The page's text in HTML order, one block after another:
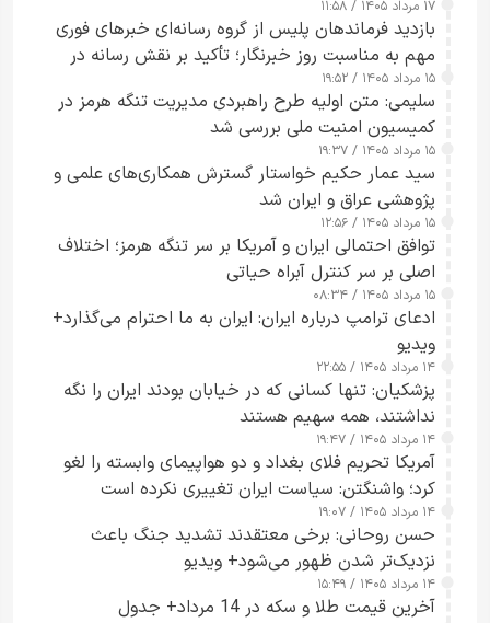
۱۷ مرداد ۱۴۰۵ / ۱۱:۵۸
بازدید فرماندهان پلیس از گروه رسانه‌ای خبرهای فوری
مهم به مناسبت روز خبرنگار؛ تأکید بر نقش رسانه در
تقویت امنیت و اعتماد عمومی
۱۵ مرداد ۱۴۰۵ / ۱۹:۵۲
سلیمی: متن اولیه طرح راهبردی مدیریت تنگه هرمز در
کمیسیون امنیت ملی بررسی شد
۱۵ مرداد ۱۴۰۵ / ۱۹:۳۷
سید عمار حکیم خواستار گسترش همکاری‌های علمی و
پژوهشی عراق و ایران شد
۱۵ مرداد ۱۴۰۵ / ۱۲:۵۶
توافق احتمالی ایران و آمریکا بر سر تنگه هرمز؛ اختلاف
اصلی بر سر کنترل آبراه حیاتی
۱۵ مرداد ۱۴۰۵ / ۰۸:۳۴
ادعای ترامپ درباره ایران: ایران به ما احترام می‌گذارد+
ویدیو
۱۴ مرداد ۱۴۰۵ / ۲۲:۵۵
پزشکیان: تنها کسانی که در خیابان بودند ایران را نگه
نداشتند، همه سهیم هستند
۱۴ مرداد ۱۴۰۵ / ۱۹:۴۷
آمریکا تحریم فلای بغداد و دو هواپیمای وابسته را لغو
کرد؛ واشنگتن: سیاست ایران تغییری نکرده است
۱۴ مرداد ۱۴۰۵ / ۱۹:۰۷
حسن روحانی: برخی معتقدند تشدید جنگ باعث
نزدیک‌تر شدن ظهور می‌شود+ ویدیو
۱۴ مرداد ۱۴۰۵ / ۱۵:۴۹
آخرین قیمت طلا و سکه در 14 مرداد+ جدول